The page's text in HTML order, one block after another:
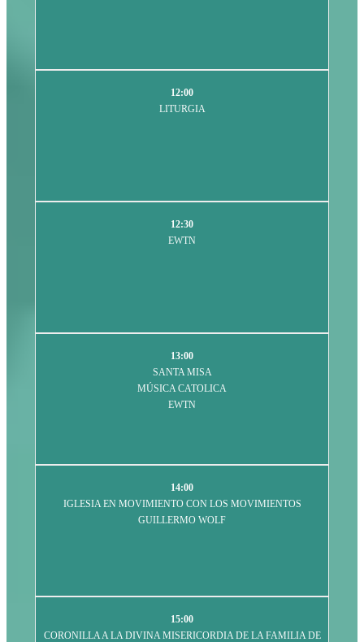
12:00
LITURGIA
12:30
EWTN
13:00
SANTA MISA
MÚSICA CATOLICA
EWTN
14:00
IGLESIA EN MOVIMIENTO CON LOS MOVIMIENTOS
GUILLERMO WOLF
15:00
CORONILLA A LA DIVINA MISERICORDIA DE LA FAMILIA DE